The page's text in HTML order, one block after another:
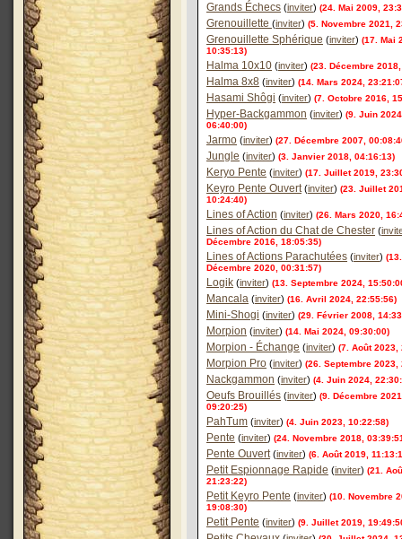
Grands Échecs (inviter) (24. Mai 2009,
Grenouillette (inviter) (5. Novembre 2021,
Grenouillette Sphérique (inviter) (17. Mai
10:35:13)
Halma 10x10 (inviter) (23. Décembre
Halma 8x8 (inviter) (14. Mars 2024,
Hasami Shôgi (inviter) (7. Octobre 2016,
Hyper-Backgammon (inviter) (9. Juin
06:40:00)
Jarmo (inviter) (27. Décembre 2007,
Jungle (inviter) (3. Janvier 2018, 04:16:13)
Keryo Pente (inviter) (17. Juillet 2019,
Keyro Pente Ouvert (inviter) (23. Juillet
10:24:40)
Lines of Action (inviter) (26. Mars 2020,
Lines of Action du Chat de Chester (
Décembre 2016, 18:05:35)
Lines of Actions Parachutées (inviter) (13.
Décembre 2020, 00:31:57)
Logik (inviter) (13. Septembre 2024,
Mancala (inviter) (16. Avril 2024, 22:55:56)
Mini-Shogi (inviter) (29. Février 2008,
Morpion (inviter) (14. Mai 2024, 09:30:00)
Morpion - Échange (inviter) (7. Août 2023,
Morpion Pro (inviter) (26. Septembre 2023,
Nackgammon (inviter) (4. Juin 2024,
Oeufs Brouillés (inviter) (9. Décembre
09:20:25)
PahTum (inviter) (4. Juin 2023, 10:22:58)
Pente (inviter) (24. Novembre 2018,
Pente Ouvert (inviter) (6. Août 2019,
Petit Espionnage Rapide (inviter) (21.
21:23:22)
Petit Keyro Pente (inviter) (10. Novembre
19:08:30)
Petit Pente (inviter) (9. Juillet 2019,